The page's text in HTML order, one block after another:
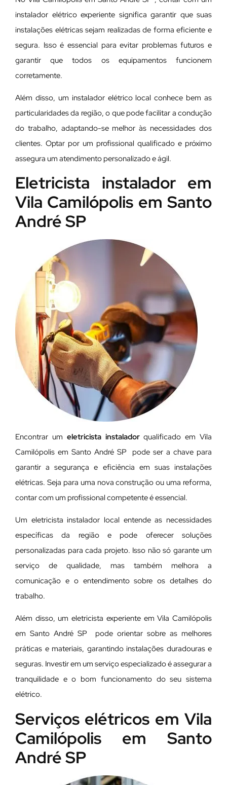
instalador elétrico experiente significa garantir que suas
instalações elétricas sejam realizadas de forma eficiente e
segura. Isso é essencial para evitar problemas futuros e
garantir que todos os equipamentos funcionem
corretamente.
Além disso, um instalador elétrico local conhece bem as
particularidades da região, o que pode facilitar a condução
do trabalho, adaptando-se melhor às necessidades dos
clientes. Optar por um profissional qualificado e próximo
assegura um atendimento personalizado e ágil.
Eletricista instalador em
Vila Camilópolis em Santo
André SP
Encontrar um eletricista instaladorqualificado em Vila
Camilópolis em Santo André SP pode ser a chave para
garantir a segurança e eficiência em suas instalações
elétricas. Seja para uma nova construção ou uma reforma,
contar com um profissional competente é essencial.
Um eletricista instalador local entende as necessidades
específicas da região e pode oferecer soluções
personalizadas para cada projeto. Isso não só garante um
serviço de qualidade, mas também melhora a
comunicação e o entendimento sobre os detalhes do
trabalho.
Além disso, um eletricista experiente em Vila Camilópolis
em Santo André SP pode orientar sobre as melhores
práticas e materiais, garantindo instalações duradouras e
seguras. Investir em um serviço especializado é assegurar a
tranquilidade e o bom funcionamento do seu sistema
elétrico.
Serviços elétricos em Vila
Camilópolis em Santo
André SP